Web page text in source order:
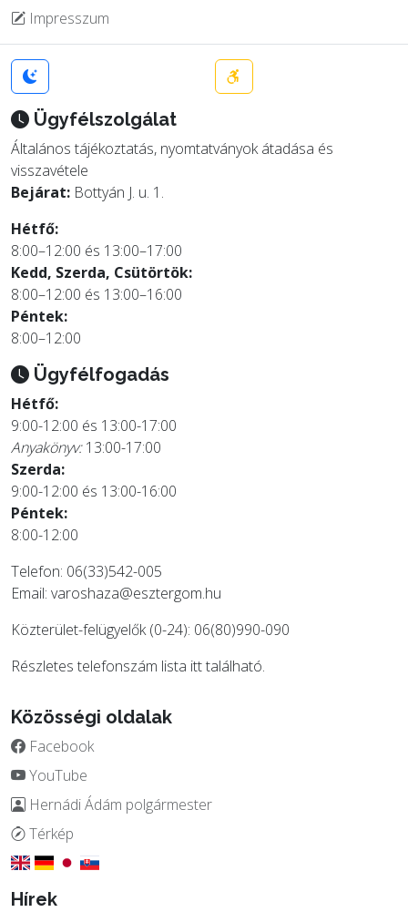
Impresszum
Ügyfélszolgálat
Általános tájékoztatás, nyomtatványok átadása és
visszavétele
Bejárat: Bottyán J. u. 1.
Hétfő:
8:00–12:00 és 13:00–17:00
Kedd, Szerda, Csütörtök:
8:00–12:00 és 13:00–16:00
Péntek:
8:00–12:00
Ügyfélfogadás
Hétfő:
9:00-12:00 és 13:00-17:00
Anyakönyv:13:00-17:00
Szerda:
9:00-12:00 és 13:00-16:00
Péntek:
8:00-12:00
Telefon: 06(33)542-005
Email: varoshaza@esztergom.hu
Közterület-felügyelők (0-24): 06(80)990-090
Részletes telefonszám lista itttalálható.
Közösségi oldalak
Facebook
YouTube
Hernádi Ádám polgármester
Térkép
Hírek